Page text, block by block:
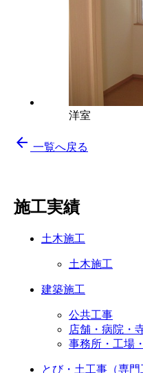
洋室
arrow_back 一覧へ戻る
施工実績
土木施工
土木施工
建築施工
公共工事
店舗・病院・
事務所・工場
とび・土工事（専門